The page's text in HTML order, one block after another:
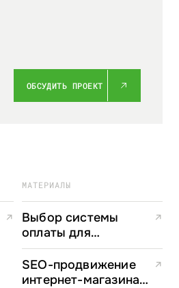
ОБСУДИТЬ ПРОЕКТ
↗
МАТЕРИАЛЫ
Выбор системы
оплаты для
интернет-магазина
в 2026 году: полное
руководство для e-
↗
SEO-продвижение
интернет-магазина
↗